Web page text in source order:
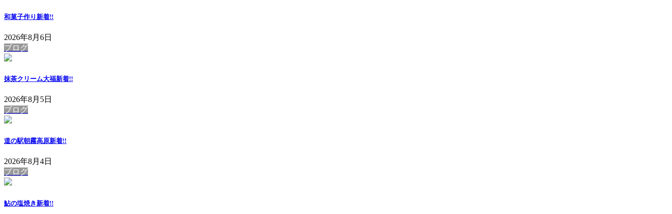
和菓子作り新着!!
2026年8月6日
ブログ
抹茶クリーム大福新着!!
2026年8月5日
ブログ
道の駅朝霧高原新着!!
2026年8月4日
ブログ
鮎の塩焼き新着!!